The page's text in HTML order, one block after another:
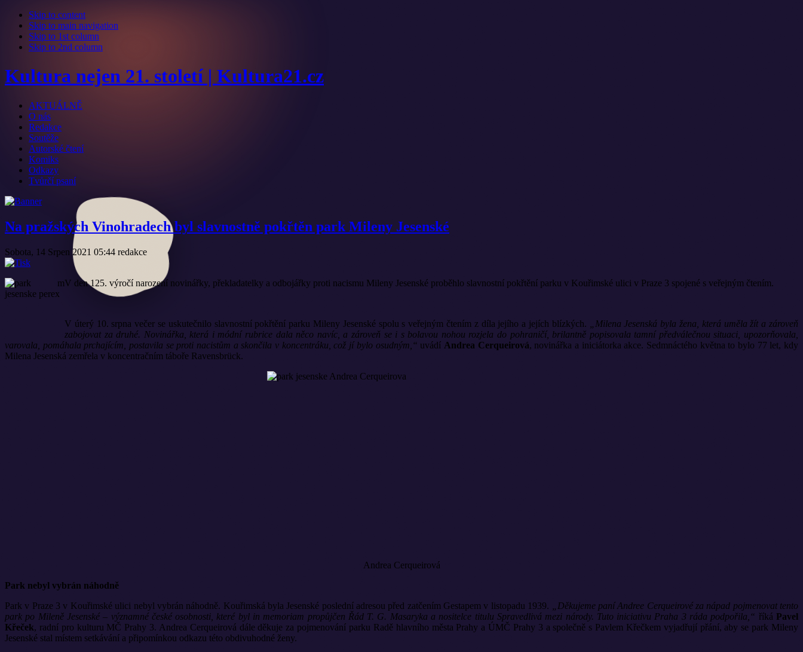
Skip to content
Skip to main navigation
Skip to 1st column
Skip to 2nd column
Kultura nejen 21. století | Kultura21.cz
AKTUÁLNĚ
O nás
Redakce
Soutěže
Autorské čtení
Komiks
Odkazy
Tvůrčí psaní
Na pražských Vinohradech byl slavnostně pokřtěn park Mileny Jesenské
Sobota, 14 Srpen 2021 05:44 redakce
V den 125. výročí narození novinářky, překladatelky a odbojářky proti nacismu Mileny Jesenské proběhlo slavnostní pokřtění parku v Kouřimské ulici v Praze 3 spojené s veřejným čtením.
V úterý 10. srpna večer se uskutečnilo slavnostní pokřtění parku Mileny Jesenské spolu s veřejným čtením z díla jejího a jejích blízkých.
„Milena Jesenská byla žena, která uměla žít a zároveň
zabojovat za druhé. Novinářka, která i módní rubrice dala něco navíc, a zároveň se i s bolavou nohou rozjela do pohraničí, brilantně popisovala tamní předválečnou situaci, upozorňovala,
varovala, pomáhala prchajícím, postavila se proti nacistům a skončila v koncentráku, což jí bylo osudným,“ uvádí Andrea Cerqueirová, novinářka a iniciátorka akce. Sedmnáctého května to bylo 77 let, kdy
Milena Jesenská zemřela v koncentračním táboře Ravensbrück.
Andrea Cerqueirová
Park nebyl vybrán náhodně
Park v Praze 3 v Kouřimské ulici nebyl vybrán náhodně. Kouřimská byla Jesenské poslední adresou před zatčením Gestapem v listopadu 1939.
„Děkujeme paní Andree Cerqueirové za nápad pojmenovat tento
park po Mileně Jesenské – významné české osobnosti, které byl in memoriam propůjčen Řád T. G. Masaryka a nositelce titulu Spravedlivá mezi národy. Tuto iniciativu Praha 3 ráda podpořila,“ říká Pavel
Křeček, radní pro kulturu MČ Prahy 3. Andrea Cerqueirová dále děkuje za pojmenování parku Radě hlavního města Prahy a ÚMČ Prahy 3 a společně s Pavlem Křečkem vyjadřují přání, aby se park Mileny
Jesenské stal místem setkávání a připomínkou odkazu této obdivuhodné ženy.